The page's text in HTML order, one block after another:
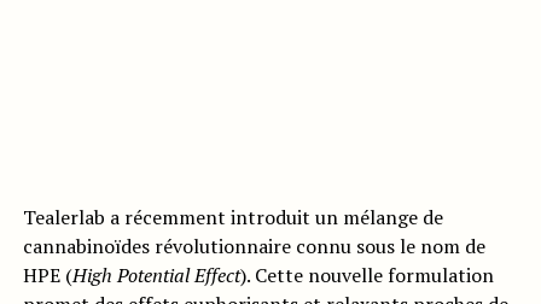
Tealerlab a récemment introduit un mélange de
cannabinoïdes révolutionnaire connu sous le nom de
HPE (High Potential Effect). Cette nouvelle formulation